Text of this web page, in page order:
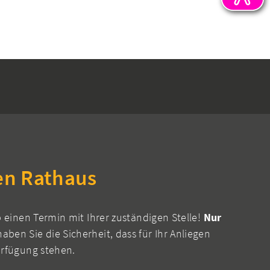
Rathaus
Termin mit Ihrer zuständigen Stelle! Nur
Sie die Sicherheit, dass für Ihr Anliegen
stehen.